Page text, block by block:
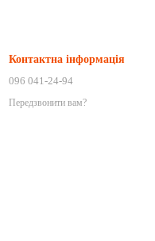
Контактна інформація
096 041-24-94
Передзвонити вам?